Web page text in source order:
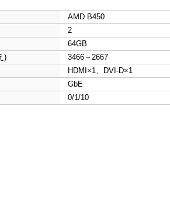
AMD B450
2
64GB
)
3466～2667
HDMI×1、DVI-D×1
GbE
0/1/10